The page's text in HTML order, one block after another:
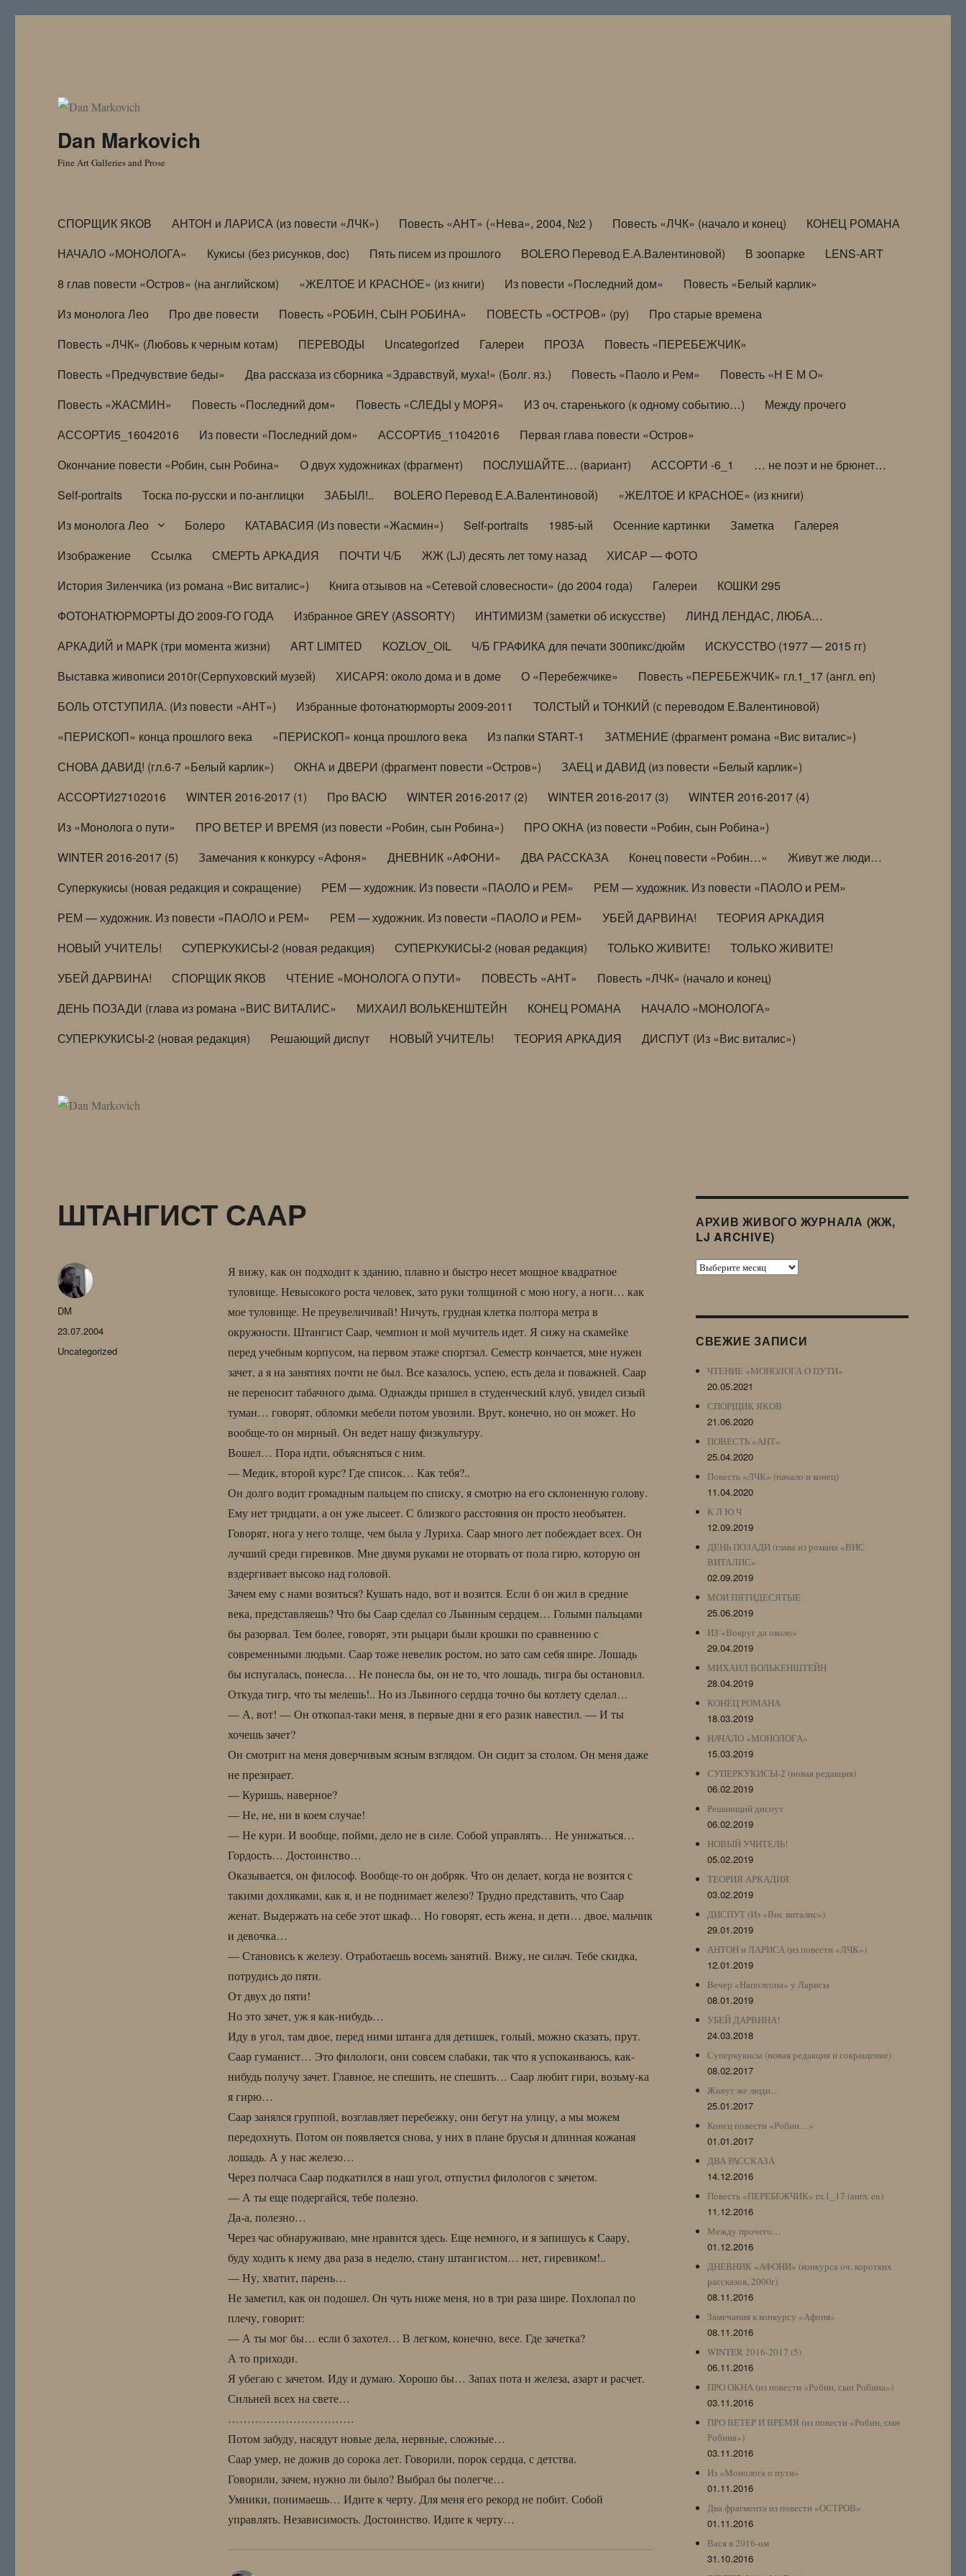
Dan Markovich
Fine Art Galleries and Prose
СПОРЩИК ЯКОВ АНТОН и ЛАРИСА (из повести «ЛЧК») Повесть «АНТ» («Нева», 2004, №2 ) Повесть «ЛЧК» (начало и конец)
КОНЕЦ РОМАНА
НАЧАЛО «МОНОЛОГА»
Кукисы (без рисунков, doc) Пять писем из прошлого BOLERO Перевод Е.А.Валентиновой) В зоопарке
LENS-ART
8 глав повести «Остров» (на английском)
«ЖЕЛТОЕ И КРАСНОЕ» (из книги) Из повести «Последний дом»
Повесть «Белый карлик»
Из монолога Лео
Про две повести Повесть «РОБИН, СЫН РОБИНА» ПОВЕСТЬ «ОСТРОВ» (ру)
Про старые времена
Повесть «ЛЧК» (Любовь к черным котам)
ПЕРЕВОДЫ Uncategorized Галереи ПРОЗА
Повесть «ПЕРЕБЕЖЧИК»
Повесть «Предчувствие беды»
Два рассказа из сборника «Здравствуй, муха!» (Болг. яз.) Повесть «Паоло и Рем»
Повесть «Н Е М О»
Повесть «ЖАСМИН»
Повесть «Последний дом» Повесть «СЛЕДЫ у МОРЯ» ИЗ оч. старенького (к одному событию…)
Между прочего
АССОРТИ5_16042016
Из повести «Последний дом» АССОРТИ5_11042016
Первая глава повести «Остров»
Окончание повести «Робин, сын Робина»
О двух художниках (фрагмент) ПОСЛУШАЙТЕ… (вариант) АССОРТИ -6_1
… не поэт и не брюнет…
Self-portraits
Тоска по-русски и по-англицки ЗАБЫЛ!.. BOLERO Перевод Е.А.Валентиновой)
«ЖЕЛТОЕ И КРАСНОЕ» (из книги)
Из монолога Лео
Болеро КАТАВАСИЯ (Из повести «Жасмин») Self-portraits 1985-ый Осенние картинки Заметка
Галерея
Изображение
Ссылка СМЕРТЬ АРКАДИЯ ПОЧТИ Ч/Б ЖЖ (LJ) десять лет тому назад
ХИСАР — ФОТО
История Зиленчика (из романа «Вис виталис»)
Книга отзывов на «Сетевой словесности» (до 2004 года) Галереи
КОШКИ 295
ФОТОНАТЮРМОРТЫ ДО 2009-ГО ГОДА
Избранное GREY (ASSORTY) ИНТИМИЗМ (заметки об искусстве)
ЛИНД ЛЕНДАС, ЛЮБА…
АРКАДИЙ и МАРК (три момента жизни)
ART LIMITED KOZLOV_OIL Ч/Б ГРАФИКА для печати 300пикс/дюйм
ИСКУССТВО (1977 — 2015 гг)
Выставка живописи 2010г(Серпуховский музей)
ХИСАРЯ: около дома и в доме О «Перебежчике»
Повесть «ПЕРЕБЕЖЧИК» гл.1_17 (англ. en)
БОЛЬ ОТСТУПИЛА. (Из повести «АНТ»)
Избранные фотонатюрморты 2009-2011
ТОЛСТЫЙ и ТОНКИЙ (с переводом Е.Валентиновой)
«ПЕРИСКОП» конца прошлого века
«ПЕРИСКОП» конца прошлого века Из папки START-1
ЗАТМЕНИЕ (фрагмент романа «Вис виталис»)
СНОВА ДАВИД! (гл.6-7 «Белый карлик»)
ОКНА и ДВЕРИ (фрагмент повести «Остров»)
ЗАЕЦ и ДАВИД (из повести «Белый карлик»)
АССОРТИ27102016
WINTER 2016-2017 (1) Про ВАСЮ WINTER 2016-2017 (2) WINTER 2016-2017 (3)
WINTER 2016-2017 (4)
Из «Монолога о пути»
ПРО ВЕТЕР И ВРЕМЯ (из повести «Робин, сын Робина»)
ПРО ОКНА (из повести «Робин, сын Робина»)
WINTER 2016-2017 (5)
Замечания к конкурсу «Афоня» ДНЕВНИК «АФОНИ» ДВА РАССКАЗА Конец повести «Робин…»
Живут же люди…
Суперкукисы (новая редакция и сокращение)
РЕМ — художник. Из повести «ПАОЛО и РЕМ»
РЕМ — художник. Из повести «ПАОЛО и РЕМ»
РЕМ — художник. Из повести «ПАОЛО и РЕМ»
РЕМ — художник. Из повести «ПАОЛО и РЕМ» УБЕЙ ДАРВИНА!
ТЕОРИЯ АРКАДИЯ
НОВЫЙ УЧИТЕЛЬ!
СУПЕРКУКИСЫ-2 (новая редакция) СУПЕРКУКИСЫ-2 (новая редакция) ТОЛЬКО ЖИВИТЕ!
ТОЛЬКО ЖИВИТЕ!
УБЕЙ ДАРВИНА!
СПОРЩИК ЯКОВ ЧТЕНИЕ «МОНОЛОГА О ПУТИ» ПОВЕСТЬ «АНТ»
Повесть «ЛЧК» (начало и конец)
ДЕНЬ ПОЗАДИ (глава из романа «ВИС ВИТАЛИС»
МИХАИЛ ВОЛЬКЕНШТЕЙН КОНЕЦ РОМАНА
НАЧАЛО «МОНОЛОГА»
СУПЕРКУКИСЫ-2 (новая редакция)
Решающий диспут НОВЫЙ УЧИТЕЛЬ! ТЕОРИЯ АРКАДИЯ ДИСПУТ (Из «Вис виталис»)
ШТАНГИСТ СААР
Я вижу, как он подходит к зданию, плавно и быстро несет мощное квадратное
туловище. Невысокого роста человек, зато руки толщиной с мою ногу, а ноги… как
мое туловище. Не преувеличивай! Ничуть, грудная клетка полтора метра в
окружности. Штангист Саар, чемпион и мой мучитель идет. Я сижу на скамейке
перед учебным корпусом, на первом этаже спортзал. Семестр кончается, мне нужен
зачет, а я на занятиях почти не был. Все казалось, успею, есть дела и поважней. Саар
не переносит табачного дыма. Однажды пришел в студенческий клуб, увидел сизый
туман… говорят, обломки мебели потом увозили. Врут, конечно, но он может. Но
вообще-то он мирный. Он ведет нашу физкультуру.
Вошел… Пора идти, объясняться с ним.
— Медик, второй курс? Где список… Как тебя?..
Он долго водит громадным пальцем по списку, я смотрю на его склоненную голову.
Ему нет тридцати, а он уже лысеет. С близкого расстояния он просто необъятен.
Говорят, нога у него толще, чем была у Луриха. Саар много лет побеждает всех. Он
лучший среди гиревиков. Мне двумя руками не оторвать от пола гирю, которую он
вздергивает высоко над головой.
Зачем ему с нами возиться? Кушать надо, вот и возится. Если б он жил в средние
века, представляешь? Что бы Саар сделал со Львиным сердцем… Голыми пальцами
бы разорвал. Тем более, говорят, эти рыцари были крошки по сравнению с
современными людьми. Саар тоже невелик ростом, но зато сам себя шире. Лошадь
бы испугалась, понесла… Не понесла бы, он не то, что лошадь, тигра бы остановил.
Откуда тигр, что ты мелешь!.. Но из Львиного сердца точно бы котлету сделал…
— А, вот! — Он откопал-таки меня, в первые дни я его разик навестил. — И ты
хочешь зачет?
Он смотрит на меня доверчивым ясным взглядом. Он сидит за столом. Он меня даже
не презирает.
— Куришь, наверное?
— Не, не, ни в коем случае!
— Не кури. И вообще, пойми, дело не в силе. Собой управлять… Не унижаться…
Гордость… Достоинство…
Оказывается, он философ. Вообще-то он добряк. Что он делает, когда не возится с
такими дохляками, как я, и не поднимает железо? Трудно представить, что Саар
женат. Выдержать на себе этот шкаф… Но говорят, есть жена, и дети… двое, мальчик
и девочка…
— Становись к железу. Отработаешь восемь занятий. Вижу, не силач. Тебе скидка,
потрудись до пяти.
От двух до пяти!
Но это зачет, уж я как-нибудь…
Иду в угол, там двое, перед ними штанга для детишек, голый, можно сказать, прут.
Саар гуманист… Это филологи, они совсем слабаки, так что я успокаиваюсь, как-
нибудь получу зачет. Главное, не спешить, не спешить… Саар любит гири, возьму-ка
я гирю…
Саар занялся группой, возглавляет перебежку, они бегут на улицу, а мы можем
передохнуть. Потом он появляется снова, у них в плане брусья и длинная кожаная
лошадь. А у нас железо…
Через полчаса Саар подкатился в наш угол, отпустил филологов с зачетом.
— А ты еще подергайся, тебе полезно.
Да-а, полезно…
Через час обнаруживаю, мне нравится здесь. Еще немного, и я запишусь к Саару,
буду ходить к нему два раза в неделю, стану штангистом… нет, гиревиком!..
— Ну, хватит, парень…
Не заметил, как он подошел. Он чуть ниже меня, но в три раза шире. Похлопал по
плечу, говорит:
— А ты мог бы… если б захотел… В легком, конечно, весе. Где зачетка?
А то приходи.
Я убегаю с зачетом. Иду и думаю. Хорошо бы… Запах пота и железа, азарт и расчет.
Сильней всех на свете…
……………………………
Потом забуду, насядут новые дела, нервные, сложные…
Саар умер, не дожив до сорока лет. Говорили, порок сердца, с детства.
Говорили, зачем, нужно ли было? Выбрал бы полегче…
Умники, понимаешь… Идите к черту. Для меня его рекорд не побит. Собой
управлять. Независимость. Достоинство. Идите к черту…
Автор
DM
Опубликовано
23.07.2004
Рубрики
Uncategorized
АРХИВ ЖИВОГО ЖУРНАЛА (ЖЖ,
LJ ARCHIVE)
Архив
Archive)
СВЕЖИЕ ЗАПИСИ
ЧТЕНИЕ «МОНОЛОГА О ПУТИ»
20.05.2021
СПОРЩИК ЯКОВ
21.06.2020
ПОВЕСТЬ «АНТ»
25.04.2020
Повесть «ЛЧК» (начало и конец)
11.04.2020
К Л Ю Ч
12.09.2019
ДЕНЬ ПОЗАДИ (глава из романа «ВИС
ВИТАЛИС»
02.09.2019
МОИ ПЯТИДЕСЯТЫЕ
25.06.2019
ИЗ «Вокруг да около»
29.04.2019
МИХАИЛ ВОЛЬКЕНШТЕЙН
28.04.2019
КОНЕЦ РОМАНА
18.03.2019
НАЧАЛО «МОНОЛОГА»
15.03.2019
СУПЕРКУКИСЫ-2 (новая редакция)
06.02.2019
Решающий диспут
06.02.2019
НОВЫЙ УЧИТЕЛЬ!
05.02.2019
ТЕОРИЯ АРКАДИЯ
03.02.2019
ДИСПУТ (Из «Вис виталис»)
29.01.2019
АНТОН и ЛАРИСА (из повести «ЛЧК»)
12.01.2019
Вечер «Наполеона» у Ларисы
08.01.2019
УБЕЙ ДАРВИНА!
24.03.2018
Суперкукисы (новая редакция и сокращение)
08.02.2017
Живут же люди…
25.01.2017
Конец повести «Робин…»
01.01.2017
ДВА РАССКАЗА
14.12.2016
Повесть «ПЕРЕБЕЖЧИК» гл.1_17 (англ. en)
11.12.2016
Между прочего…
01.12.2016
ДНЕВНИК «АФОНИ» (конкурса оч. коротких
рассказов, 2000г)
08.11.2016
Замечания к конкурсу «Афоня»
08.11.2016
WINTER 2016-2017 (5)
06.11.2016
ПРО ОКНА (из повести «Робин, сын Робина»)
03.11.2016
ПРО ВЕТЕР И ВРЕМЯ (из повести «Робин, сын
Робина»)
03.11.2016
Из «Монолога о пути»
01.11.2016
Два фрагмента из повести «ОСТРОВ»
01.11.2016
Вася в 2016-ом
31.10.2016